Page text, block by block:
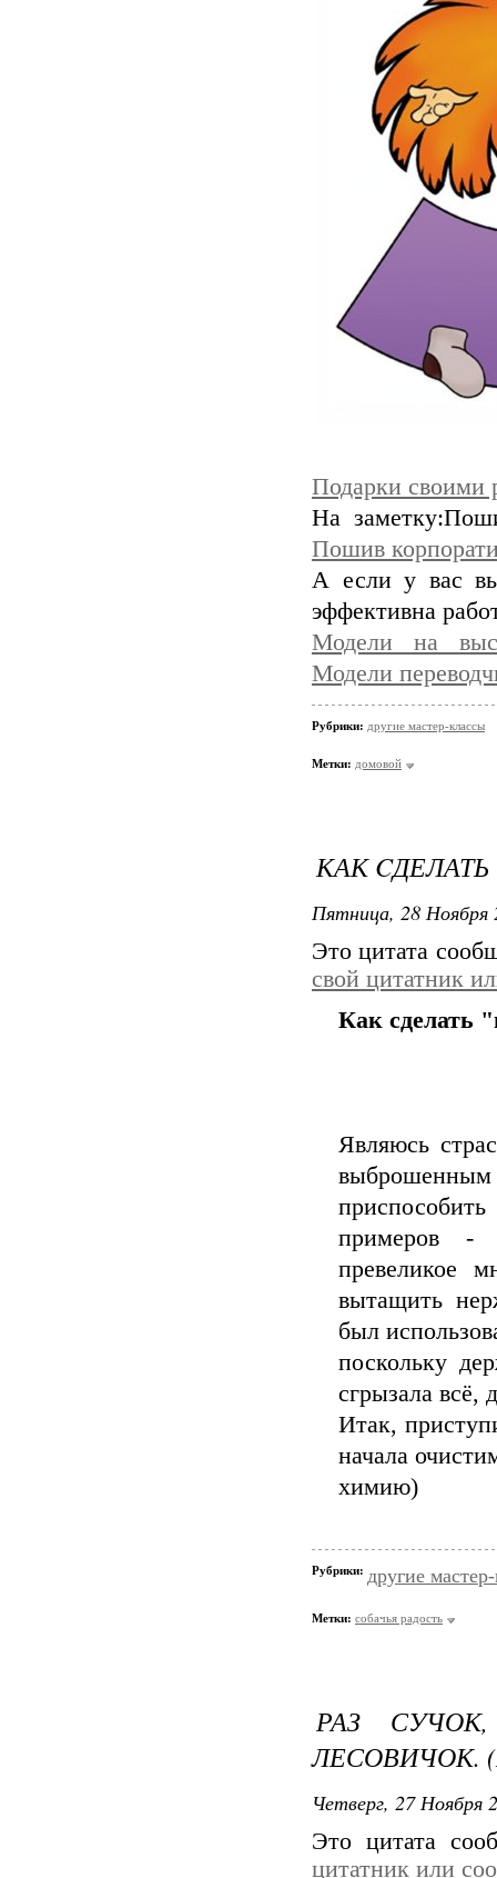
Подарки своими
На
Пошив
А если у вас
эффективна
Модели на
Модели
Рубрики: другие мастер-классы
Метки: домовой
КАК
Пятница, 28 Ноября
Это цитата
свой цитатник
Как cделать
Являюсь
примеров -
превеликое
вытащить
был
поскольку
сгрызала всё,
Итак,
начала
химию)
Рубрики: другие
Метки: собачья радость
РАЗ
ЛЕСОВИЧОК.
Четверг, 27 Ноября
Это цитата
цитатник или